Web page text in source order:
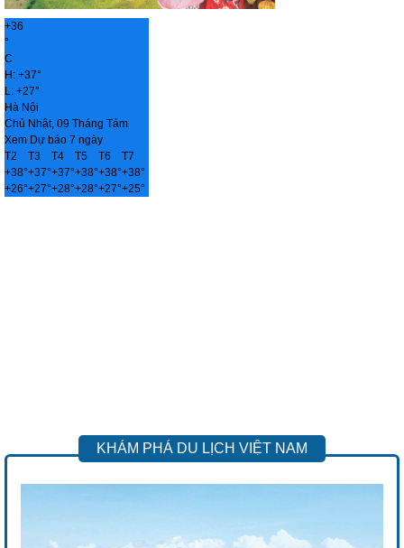
+36
°
C
H: +37°
L: +27°
Hà Nội
Chủ Nhật, 09 Tháng Tám
Xem Dự báo 7 ngày
T2
T3 T4 T5 T6
T7
+38°+37°+37°+38°+38°+38°
+26°+27°+28°+28°+27°+25°
KHÁM PHÁ DU LỊCH VIỆT NAM